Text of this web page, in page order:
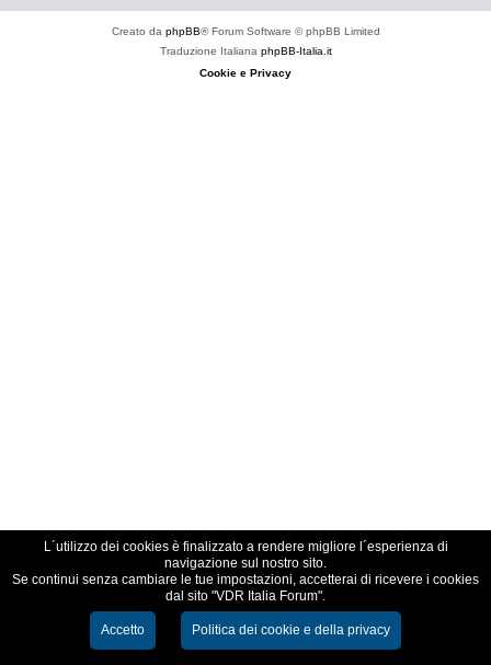
Creato da phpBB® Forum Software © phpBB Limited
Traduzione Italiana phpBB-Italia.it
Cookie e Privacy
L´utilizzo dei cookies è finalizzato a rendere migliore l´esperienza di
navigazione sul nostro sito.
Se continui senza cambiare le tue impostazioni, accetterai di ricevere i cookies
dal sito "VDR Italia Forum".
Accetto Politica dei cookie e della privacy